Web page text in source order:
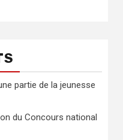
partie de la jeunesse
du Concours national